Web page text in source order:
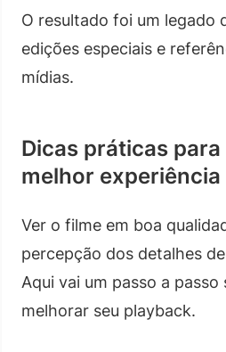
O resultado foi um legado
edições especiais e
mídias.
Dicas práticas
melhor experiência
Ver o filme em boa
percepção dos detalhes
Aqui vai um passo a passo
melhorar seu playback.